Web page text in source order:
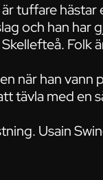
tuffare
och han
Folk
när han vann
tävla med en
Usain